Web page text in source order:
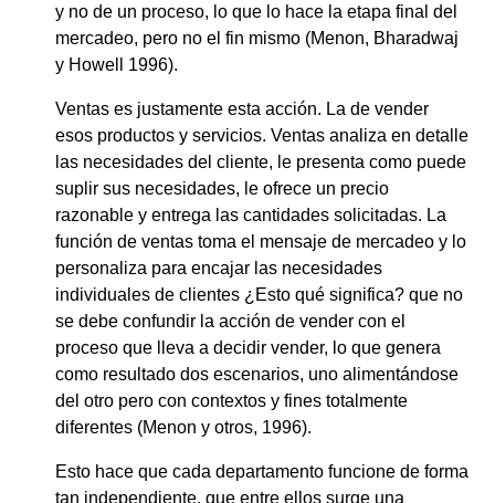
y no de un proceso, lo que lo hace la etapa final del
mercadeo, pero no el fin mismo (Menon, Bharadwaj
y Howell 1996).
Ventas es justamente esta acción. La de vender
esos productos y servicios. Ventas analiza en detalle
las necesidades del cliente, le presenta como puede
suplir sus necesidades, le ofrece un precio
razonable y entrega las cantidades solicitadas. La
función de ventas toma el mensaje de mercadeo y lo
personaliza para encajar las necesidades
individuales de clientes ¿Esto qué significa? que no
se debe confundir la acción de vender con el
proceso que lleva a decidir vender, lo que genera
como resultado dos escenarios, uno alimentándose
del otro pero con contextos y fines totalmente
diferentes (Menon y otros, 1996).
Esto hace que cada departamento funcione de forma
tan independiente, que entre ellos surge una